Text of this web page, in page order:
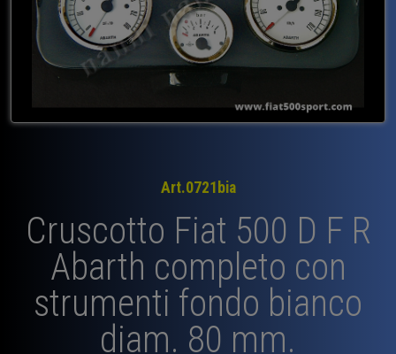
Art.0721bia
Cruscotto Fiat 500 D F R
Abarth completo con
strumenti fondo bianco
diam. 80 mm.